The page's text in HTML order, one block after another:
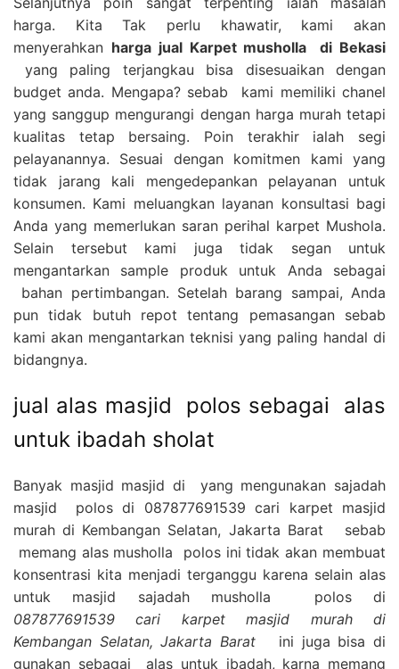
harga. Kita Tak perlu khawatir, kami akan
menyerahkan harga jual Karpet musholla
di Bekasi
yang paling terjangkau bisa disesuaikan dengan
budget anda. Mengapa? sebab kami memiliki chanel
yang sanggup mengurangi dengan harga murah tetapi
kualitas tetap bersaing. Poin terakhir ialah segi
pelayanannya. Sesuai dengan komitmen kami yang
tidak jarang kali mengedepankan pelayanan untuk
konsumen. Kami meluangkan layanan konsultasi bagi
Anda yang memerlukan saran perihal karpet Mushola.
Selain tersebut kami juga tidak segan untuk
mengantarkan sample produk untuk Anda sebagai
bahan pertimbangan. Setelah barang sampai, Anda
pun tidak butuh repot tentang pemasangan sebab
kami akan mengantarkan teknisi yang paling handal di
bidangnya.
jual alas masjid polos sebagai alas
untuk ibadah sholat
Banyak masjid masjid di yang mengunakan sajadah
masjid polos di 087877691539 cari karpet masjid
murah di Kembangan Selatan, Jakarta Barat sebab
memang alas musholla polos ini tidak akan membuat
konsentrasi kita menjadi terganggu karena selain alas
untuk masjid sajadah musholla polos di
087877691539 cari karpet masjid murah di
Kembangan Selatan, Jakarta Barat
ini juga bisa di
gunakan sebagai alas untuk ibadah, karna memang